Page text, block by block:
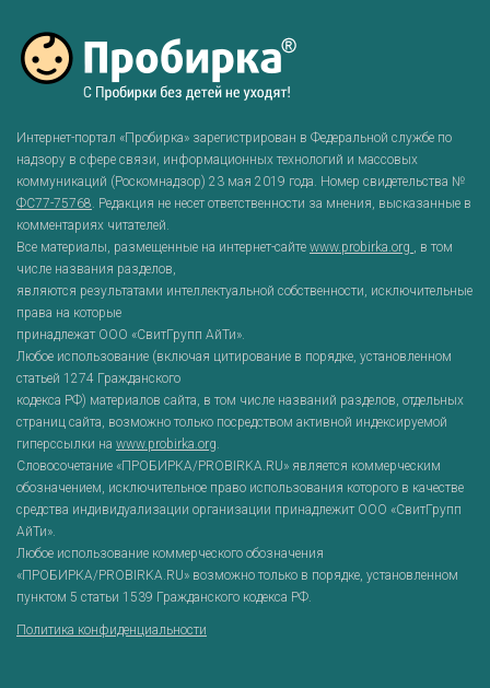
Интернет-портал «Пробирка» зарегистрирован в Федеральной службе по
надзору в сфере связи, информационных технологий и массовых
коммуникаций (Роскомнадзор) 23 мая 2019 года. Номер свидетельства №
ФС77-75768. Редакция не несет ответственности за мнения, высказанные в
комментариях читателей.
Все материалы, размещенные на интернет-сайте www.probirka.org , в том
числе названия разделов,
являются результатами интеллектуальной собственности, исключительные
права на которые
принадлежат ООО «СвитГрупп АйТи».
Любое использование (включая цитирование в порядке, установленном
статьей 1274 Гражданского
кодекса РФ) материалов сайта, в том числе названий разделов, отдельных
страниц сайта, возможно только посредством активной индексируемой
гиперссылки на www.probirka.org.
Словосочетание «ПРОБИРКА/PROBIRKA.RU» является коммерческим
обозначением, исключительное право использования которого в качестве
средства индивидуализации организации принадлежит ООО «СвитГрупп
АйТи».
Любое использование коммерческого обозначения
«ПРОБИРКА/PROBIRKA.RU» возможно только в порядке, установленном
пунктом 5 статьи 1539 Гражданского кодекса РФ.
Политика конфиденциальности